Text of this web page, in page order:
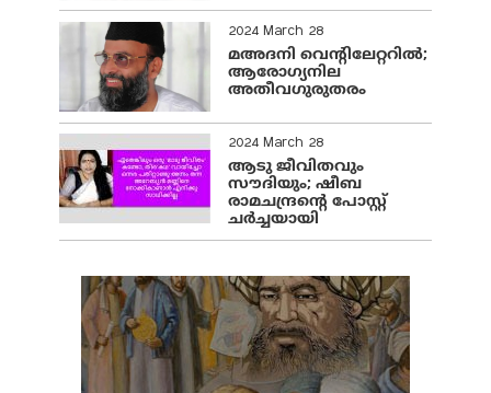
2024 March 28
മഅദനി വെന്റിലേറ്ററിൽ;
ആരോഗ്യനില
അതീവഗുരുതരം
2024 March 28
ആടു ജീവിതവും
സൗദിയും; ഷീബ
രാമചന്ദ്രന്റെ പോസ്റ്റ്
ചര്‍ച്ചയായി